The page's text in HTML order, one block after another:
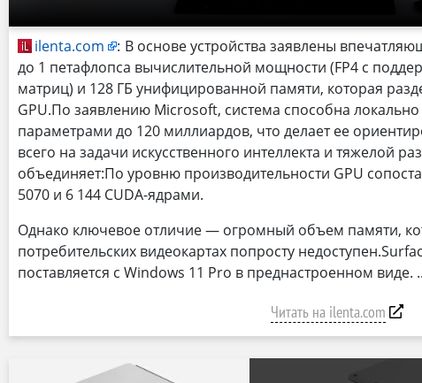
ilenta.com : В основе устройства заявлены
до 1 петафлопса вычислительной мощности (FP4 с
матриц) и 128 ГБ унифицированной памяти, которая
GPU.По заявлению Microsoft, система способна локально
параметрами до 120 миллиардов, что делает ее
всего на задачи искусственного интеллекта и тяжелой
объединяет:По уровню производительности GPU
5070 и 6 144 CUDA-ядрами.
Однако ключевое отличие — огромный объем памяти,
потребительских видеокартах попросту
поставляется с Windows 11 Pro в преднастроенном виде.
Читать на ilenta.com